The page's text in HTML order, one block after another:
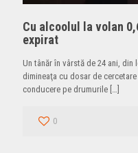
Cu alcoolul la volan
expirat
Un tânăr în vârstă de 24 ani,
dimineaţa cu dosar de
conducere pe drumurile […]
0